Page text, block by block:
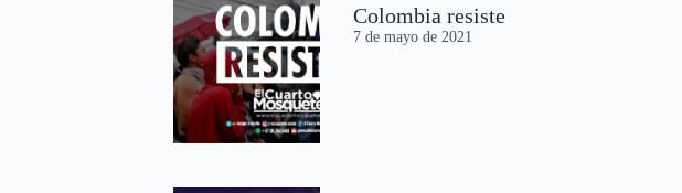
Colombia resiste
7 de mayo de 2021